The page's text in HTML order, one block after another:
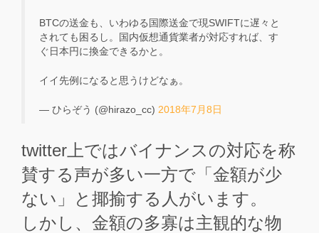
BTCの送金も、いわゆる国際送金で現SWIFTに遅々と
されても困るし。国内仮想通貨業者が対応すれば、す
ぐ日本円に換金できるかと。
イイ先例になると思うけどなぁ。
— ひらぞう (@hirazo_cc) 2018年7月8日
twitter上ではバイナンスの対応を称
賛する声が多い一方で「金額が少
ない」と揶揄する人がいます。
しかし、金額の多寡は主観的な物